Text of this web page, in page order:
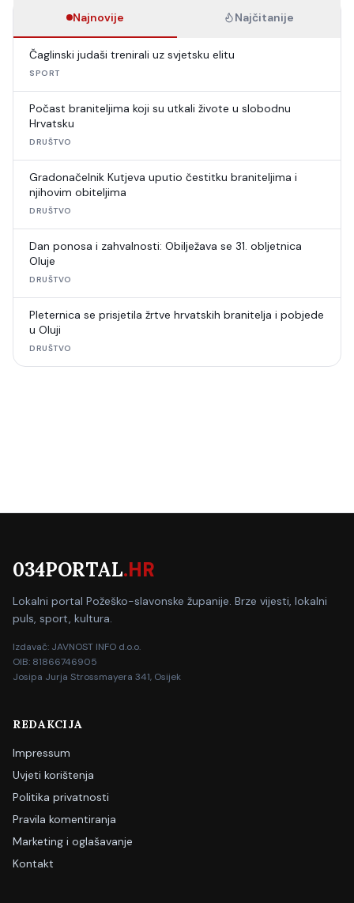
Najnovije Najčitanije
Čaglinski judaši trenirali uz svjetsku elitu
SPORT
Počast braniteljima koji su utkali živote u slobodnu
Hrvatsku
DRUŠTVO
Gradonačelnik Kutjeva uputio čestitku braniteljima i
njihovim obiteljima
DRUŠTVO
Dan ponosa i zahvalnosti: Obilježava se 31. obljetnica
Oluje
DRUŠTVO
Pleternica se prisjetila žrtve hrvatskih branitelja i pobjede
u Oluji
DRUŠTVO
034PORTAL.HR
Lokalni portal Požeško-slavonske županije. Brze vijesti, lokalni
puls, sport, kultura.
Izdavač: JAVNOST INFO d.o.o.
OIB: 81866746905
Josipa Jurja Strossmayera 341, Osijek
REDAKCIJA
Impressum
Uvjeti korištenja
Politika privatnosti
Pravila komentiranja
Marketing i oglašavanje
Kontakt